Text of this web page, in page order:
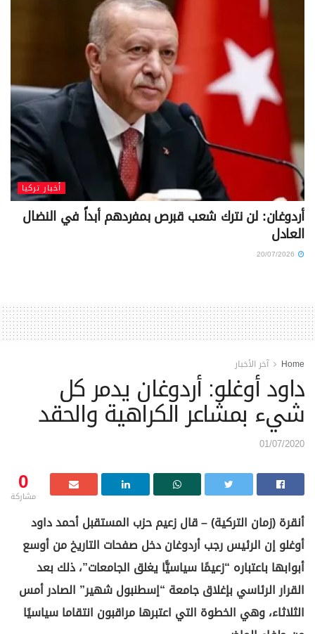
أخبار تركيا
أردوغان: لن نترك شعب قبرص بمفردهم أبداً في النضال
العادل
Home آخر الأخبار
داود أوغلو: أردوغان يدمر كل
شيء بمشاعر الكراهية والحقد
01/07/2020
0
مشاركة
أنقرة (زمان التركية) – قال زعيم حزب المستقبل أحمد داود
أوغلو إن الرئيس رجب أردوغان دخل صفحات التاريخ من أوسع
أبوابها باعتباره “زعيمًا سياسيًّا يغلق الجامعات”، ذلك بعد
القرار الرئاسي بإغلاق جامعة “إسطنبول شهير” الصادر أمس
الثلاثاء، وهي الخطوة التي اعتبرها مراقبون انتقاما سياسيًا